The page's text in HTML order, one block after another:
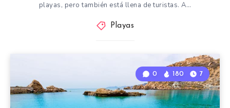
playas, pero también está llena de turistas. A…
Playas
0 180 7